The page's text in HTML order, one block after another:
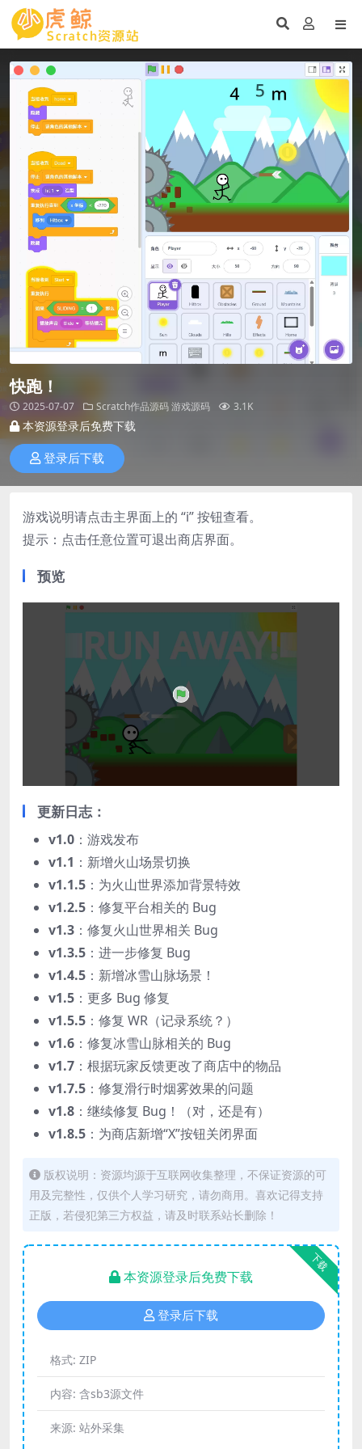
快跑！
2025-07-07 Scratch作品源码游戏源码 3.1K
本资源登录后免费下载
登录后下载
游戏说明请点击主界面上的 “i” 按钮查看。
提示：点击任意位置可退出商店界面。
预览
更新日志：
v1.0 ：游戏发布
v1.1 ：新增火山场景切换
v1.1.5 ：为火山世界添加背景特效
v1.2.5 ：修复平台相关的 Bug
v1.3 ：修复火山世界相关 Bug
v1.3.5 ：进一步修复 Bug
v1.4.5 ：新增冰雪山脉场景！
v1.5 ：更多 Bug 修复
v1.5.5 ：修复 WR（记录系统？）
v1.6 ：修复冰雪山脉相关的 Bug
v1.7 ：根据玩家反馈更改了商店中的物品
v1.7.5 ：修复滑行时烟雾效果的问题
v1.8 ：继续修复 Bug！（对，还是有）
v1.8.5 ：为商店新增“X”按钮关闭界面
版权说明：资源均源于互联网收集整理，不保证资源的可
用及完整性，仅供个人学习研究，请勿商用。喜欢记得支持
正版，若侵犯第三方权益，请及时联系站长删除！
下载
本资源登录后免费下载
登录后下载
格式: ZIP
内容: 含sb3源文件
来源: 站外采集